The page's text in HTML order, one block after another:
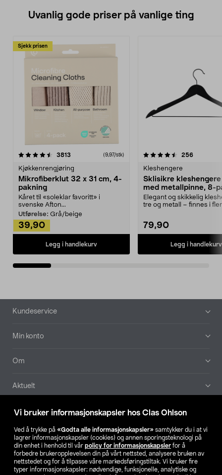
Vi bruker informasjonskapsler hos Clas Ohlson
Ved å trykke på «Godta alle informasjonskapsler» samtykker du i at vi
lagrer informasjonskapsler (cookies) og annen sporingsteknologi på
din enhet i henhold til vår policy for informasjonskapsler for å
forbedre brukeropplevelsen din på vårt nettsted, analysere bruken av
nettstedet og for å tilpasse våre markedsføringstiltak. Vi bruker fire
typer informasjonskapsler: nødvendige, funksjonelle, analytiske og
Uvanlig gode priser på vanlige ting
Sjekk prisen
3813 anmeldelser(9,97/stk)
Kjøkkenrengjøring
Mikrofiberklut 32 x 31 cm, 4-
pakning
Kåret til «soleklar favoritt» i
svenske Afton...
Utførelse: Grå/beige
39,90
Legg i handlekurv
4.5av 5 stjerner 256
Kleshengere
Sklisikre
med metallpinne, 8-
Elegant og skikkelig
tre og metall – finnes i
79,90
Legg i handlekurv
4.5av 5 stjerner
Bunntekst
Kundeservice
Min konto
Om
Aktuelt
Våre selskaper
Finn din butikk
SE NO FI